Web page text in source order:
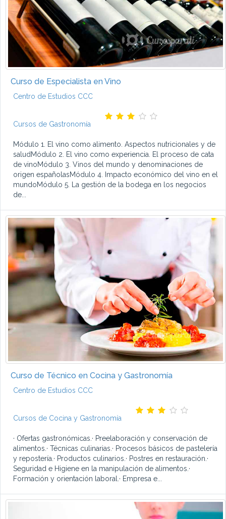
Curso de Especialista en Vino
Centro de Estudios CCC
Cursos de Gastronomía
Módulo 1. El vino como alimento. Aspectos nutricionales y de
saludMódulo 2. El vino como experiencia. El proceso de cata
de vinoMódulo 3. Vinos del mundo y denominaciones de
origen españolasMódulo 4. Impacto económico del vino en el
mundoMódulo 5. La gestión de la bodega en los negocios
de...
Curso de Técnico en Cocina y Gastronomía
Centro de Estudios CCC
Cursos de Cocina y Gastronomía
· Ofertas gastronómicas.· Preelaboración y conservación de
alimentos.· Técnicas culinarias.· Procesos básicos de pastelería
y repostería.· Productos culinarios.· Postres en restauración.·
Seguridad e Higiene en la manipulación de alimentos.·
Formación y orientación laboral.· Empresa e...